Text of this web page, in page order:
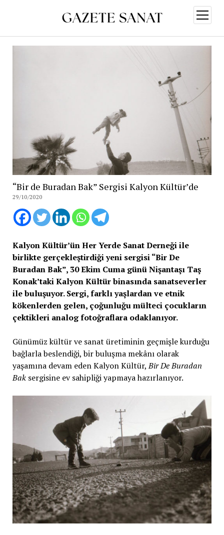
aç
“Bir de Buradan Bak” Sergisi Kalyon Kültür’de
29/10/2020
Kalyon Kültür’ün Her Yerde Sanat Derneği ile
birlikte gerçekleştirdiği yeni sergisi “Bir De
Buradan Bak”, 30 Ekim Cuma günü Nişantaşı Taş
Konak’taki Kalyon Kültür binasında sanatseverler
ile buluşuyor. Sergi, farklı yaşlardan ve etnik
kökenlerden gelen, çoğunluğu mülteci çocukların
çektikleri analog fotoğraflara odaklanıyor.
Günümüz kültür ve sanat üretiminin geçmişle kurduğu
bağlarla beslendiği, bir buluşma mekânı olarak
yaşamına devam eden Kalyon Kültür,Bir De Buradan
Baksergisine ev sahipliği yapmaya hazırlanıyor.